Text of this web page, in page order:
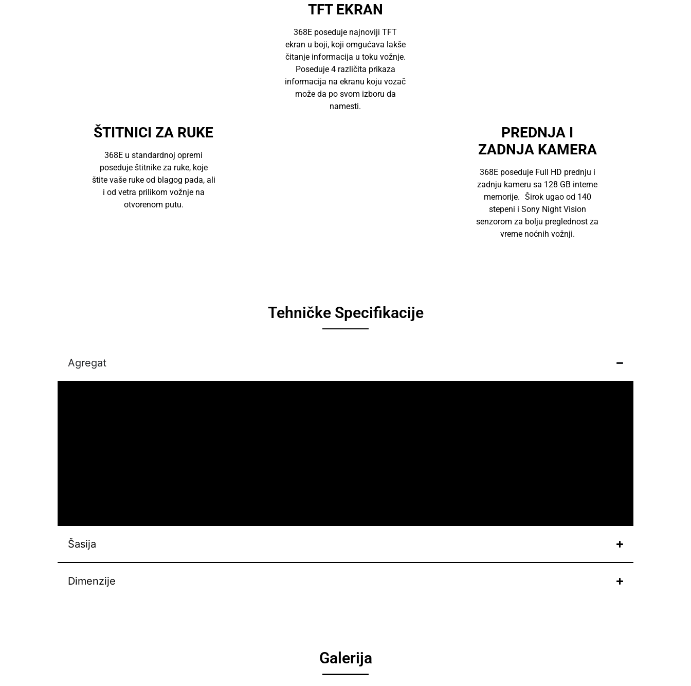
TFT EKRAN
368E poseduje najnoviji TFT
ekran u boji, koji omgućava lakše
čitanje informacija u toku vožnje.
Poseduje 4 različita prikaza
informacija na ekranu koju vozač
može da po svom izboru da
namesti.
ŠTITNICI ZA RUKE
368E u standardnoj opremi
poseduje štitnike za ruke, koje
štite vaše ruke od blagog pada, ali
i od vetra prilikom vožnje na
otvorenom putu.
PREDNJA I
ZADNJA KAMERA
368E poseduje Full HD prednju i
zadnju kameru sa 128 GB interne
memorije. Širok ugao od 140
stepeni i Sony Night Vision
senzorom za bolju preglednost za
vreme noćnih vožnji.
Tehničke Specifikacije
Agregat
Šasija
Dimenzije
Galerija